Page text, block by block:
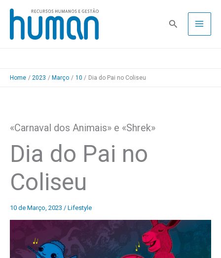
Skip
content
Pesquisa
Home 2023 Março 10 Dia do Pai no Coliseu
«Carnaval dos Animais» e «Shrek»
Dia do Pai no
Coliseu
10 de Março, 2023 / Lifestyle